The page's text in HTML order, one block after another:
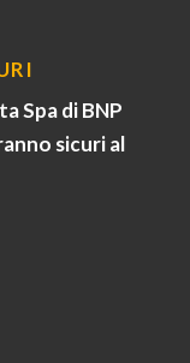
Spa di BNP
sicuri al